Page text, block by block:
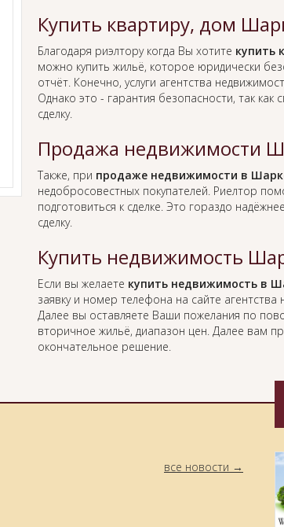
Купить квартиру, дом
Благодаря риэлтору когда Вы хотите купить
можно купить жильё, которое юридически
отчёт. Конечно, услуги агентства
Однако это - гарантия безопасности, так
сделку.
Продажа недвижимости
Также, при продаже недвижимости в
недобросовестных покупателей. Риелтор
подготовиться к сделке. Это гораздо
сделку.
Купить недвижимость
Если вы желаете купить недвижимость в
заявку и номер телефона на сайте
Далее вы оставляете Ваши пожелания по
вторичное жильё, диапазон цен. Далее вам
окончательное решение.
все новости